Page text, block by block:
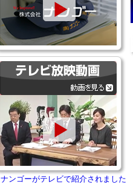
ナンゴーがテレビで紹介されました